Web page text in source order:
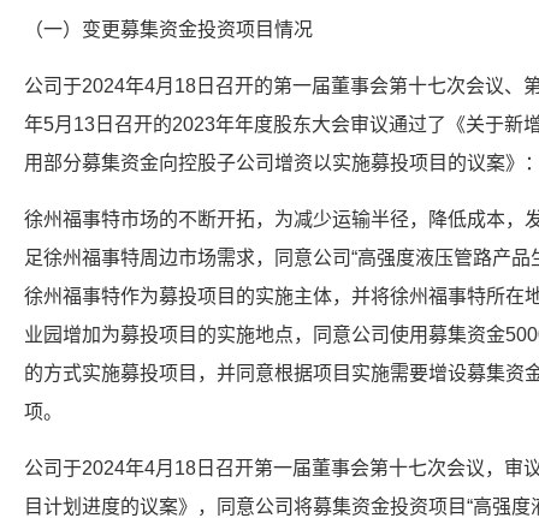
（一）变更募集资金投资项目情况
公司于2024年4月18日召开的第一届董事会第十七次会议、
年5月13日召开的2023年年度股东大会审议通过了《关于新
用部分募集资金向控股子公司增资以实施募投项目的议案》
徐州福事特市场的不断开拓，为减少运输半径，降低成本，
足徐州福事特周边市场需求，同意公司“高强度液压管路产
徐州福事特作为募投项目的实施主体，并将徐州福事特所在
业园增加为募投项目的实施地点，同意公司使用募集资金
的方式实施募投项目，并同意根据项目实施需要增设募集资
项。
公司于2024年4月18日召开第一届董事会第十七次会议，审
目计划进度的议案》，同意公司将募集资金投资项目“高强度